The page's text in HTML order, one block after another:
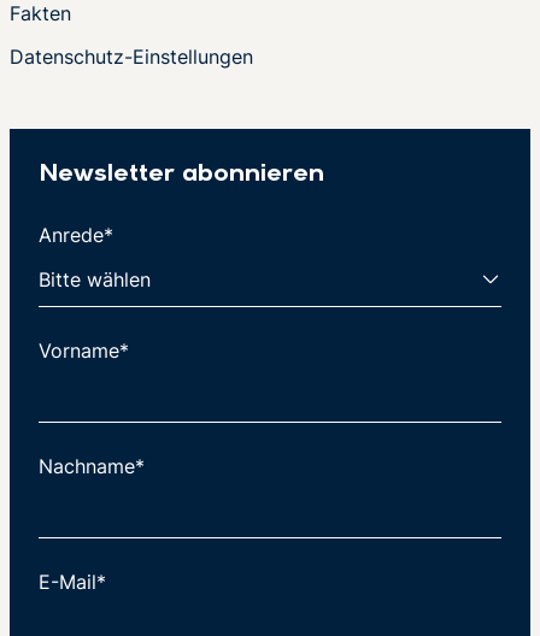
Fakten
Datenschutz-Einstellungen
Newsletter abonnieren
Anrede*
Vorname*
Nachname*
E-Mail*